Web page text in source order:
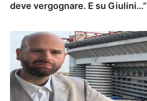
deve vergognare. E su Giulini…”